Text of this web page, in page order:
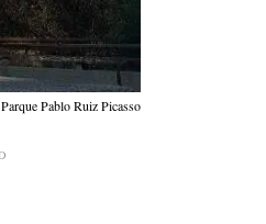
Parque Pablo Ruiz Picasso